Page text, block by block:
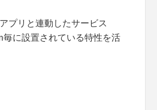
プリと連動したサービス
毎に設置されている特性を活